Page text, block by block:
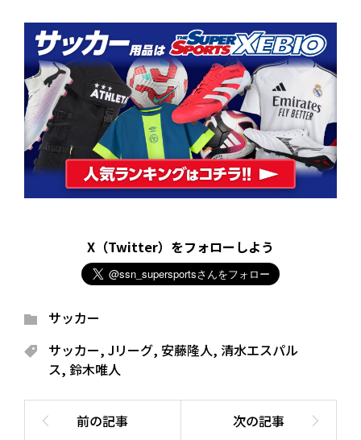
X（Twitter）をフォローしよう
サッカー
サッカー, Jリーグ, 安藤隆人, 清水エスパル
ス, 鈴木唯人